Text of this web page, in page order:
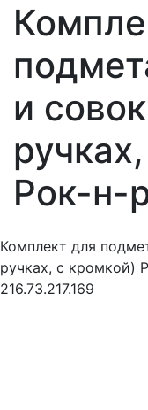
и
Рок-н-
Комплект для
ручках, с кромкой)
216.73.217.169